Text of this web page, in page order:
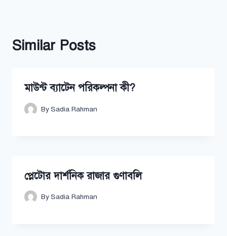
Similar Posts
মাউন্ট ব্যাটেন পরিকল্পনা কী?
BySadia Rahman
প্লেটোর দার্শনিক রাজার গুণাবলি
BySadia Rahman